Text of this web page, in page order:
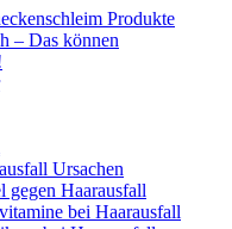
Produkte
– Das können
Ursachen
gegen Haarausfall
bei Haarausfall